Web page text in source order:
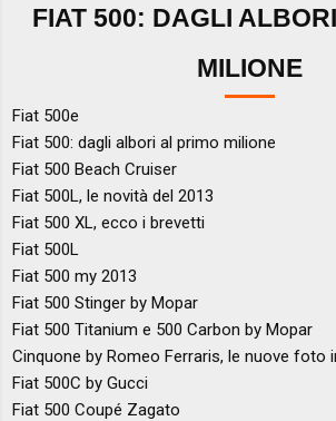
FIAT 500: DAGLI
MILIONE
Fiat 500e
Fiat 500: dagli albori al primo milione
Fiat 500 Beach Cruiser
Fiat 500L, le novità del 2013
Fiat 500 XL, ecco i brevetti
Fiat 500L
Fiat 500 my 2013
Fiat 500 Stinger by Mopar
Fiat 500 Titanium e 500 Carbon by Mopar
Cinquone by Romeo Ferraris, le nuove foto
Fiat 500C by Gucci
Fiat 500 Coupé Zagato